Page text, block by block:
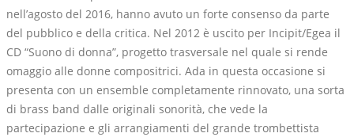
nell’agosto del 2016, hanno avuto un forte consenso da parte
del pubblico e della critica. Nel 2012 è uscito per Incipit/Egea il
CD “Suono di donna”, progetto trasversale nel quale si rende
omaggio alle donne compositrici. Ada in questa occasione si
presenta con un ensemble completamente rinnovato, una sorta
di brass band dalle originali sonorità, che vede la
partecipazione e gli arrangiamenti del grande trombettista